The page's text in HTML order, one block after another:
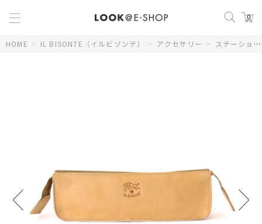
0
HOME > IL BISONTE（イルビゾンテ） > アクセサリー > ステーショナリー